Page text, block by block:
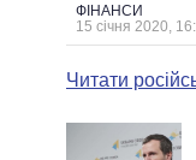
ГОЛОВИ
МЕРИ МІСТ
ВСІ
ФІНАНСИ
15 січня 2020,
Читати